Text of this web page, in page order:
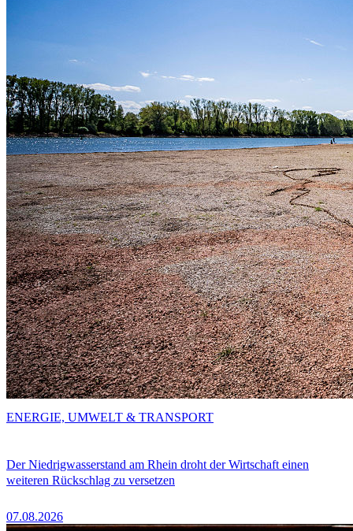
Der Niedrigwasserstand am Rhein droht der Wirtschaft einen
weiteren Rückschlag zu versetzen
07.08.2026
ENERGIE, UMWELT & TRANSPORT